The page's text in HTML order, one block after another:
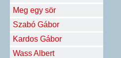
Meg egy sör
Szabó Gábor
Kardos Gábor
Wass Albert